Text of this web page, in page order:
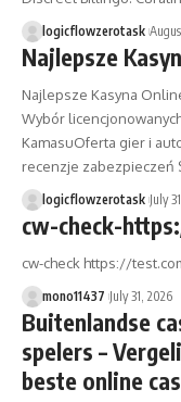
logicflowzerotask
Najlepsze
Najlepsze Kasyna
Wybór
KamasuOferta gier i
recenzje zabezpieczeń
logicflowzerotask July
cw-check-
cw-check https://
mono11437 July 31, 2026
Buitenlandse
spelers –
beste online